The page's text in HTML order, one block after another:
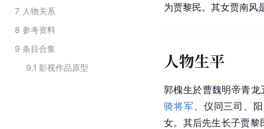
7 人物关系
8 参考资料
9 条目合集
9.1 影视作品原型
为贾黎民。其女贾南风
人物生平
郭槐生於曹魏明帝青
骑将军 、仪同三司、
女。其后先生长子贾黎